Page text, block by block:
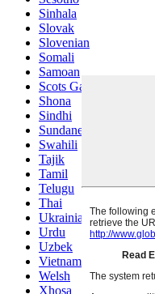
Sinhala
Slovak
Slovenian
Somali
Samoan
Scots Gaelic
Shona
Sindhi
Sundanese
Swahili
Tajik
Tamil
Telugu
Thai
Ukrainian
Urdu
Uzbek
Vietnamese
Welsh
Xhosa